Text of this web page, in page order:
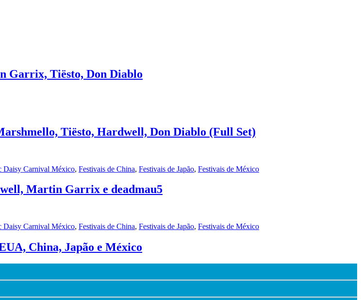
Garrix, Tiësto, Don Diablo
Tiësto, Hardwell, Don Diablo (Full Set)
Daisy Carnival México, Festivais de China, Festivais de Japão, Festivais de México
Martin Garrix e deadmau5
Daisy Carnival México, Festivais de China, Festivais de Japão, Festivais de México
China, Japão e México